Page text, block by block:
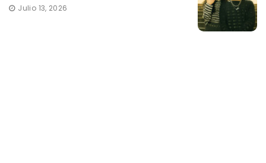
Julio 13, 2026